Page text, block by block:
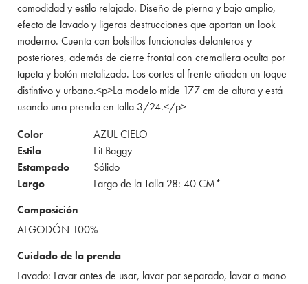
comodidad y estilo relajado. Diseño de pierna y bajo amplio,
efecto de lavado y ligeras destrucciones que aportan un look
moderno. Cuenta con bolsillos funcionales delanteros y
posteriores, además de cierre frontal con cremallera oculta por
tapeta y botón metalizado. Los cortes al frente añaden un toque
distintivo y urbano.<p>La modelo mide 177 cm de altura y está
usando una prenda en talla 3/24.</p>
Color
AZUL CIELO
Estilo
Fit Baggy
Estampado
Sólido
Largo
Largo de la Talla 28: 40 CM*
Composición
ALGODÓN 100%
Cuidado de la prenda
Lavado: Lavar antes de usar, lavar por separado, lavar a mano